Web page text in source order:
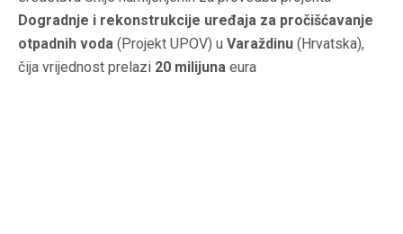
Dogradnje i rekonstrukcije uređaja za pročišćavanje
otpadnih voda (Projekt UPOV) u Varaždinu (Hrvatska),
čija vrijednost prelazi 20 milijuna eura